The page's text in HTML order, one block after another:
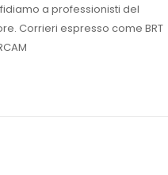
a professionisti del
Corrieri espresso come BRT